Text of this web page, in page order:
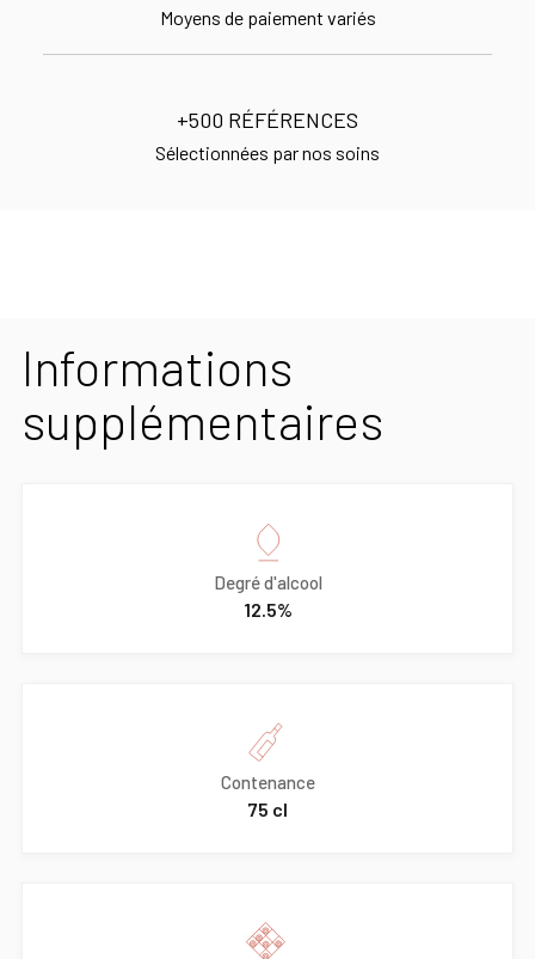
Moyens de paiement variés
+500 RÉFÉRENCES
Sélectionnées par nos soins
Informations
supplémentaires
Degré d'alcool
12.5%
Contenance
75 cl